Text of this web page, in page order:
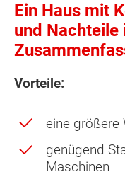
Ein Haus mit
und Nachteile
Vorteile:
eine größere
genügend
Maschinen